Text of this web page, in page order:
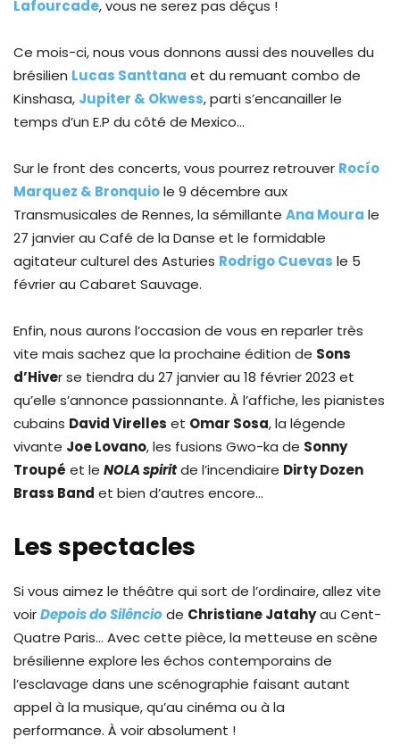
Lafourcade, vous ne serez pas déçus !
Ce mois-ci, nous vous donnons aussi des nouvelles du
brésilien Lucas Santtana et du remuant combo de
Kinshasa, Jupiter & Okwess, parti s’encanailler le
temps d’un E.P du côté de Mexico…
Sur le front des concerts, vous pourrez retrouver Rocío
Marquez & Bronquiole 9 décembre aux
Transmusicales de Rennes, la sémillante Ana Moura le
27 janvier au Café de la Danse et le formidable
agitateur culturel des Asturies Rodrigo Cuevas le 5
février au Cabaret Sauvage.
Enfin, nous aurons l’occasion de vous en reparler très
vite mais sachez que la prochaine édition de Sons
d’Hiver se tiendra du 27 janvier au 18 février 2023 et
qu’elle s’annonce passionnante. À l’affiche, les pianistes
cubains David Virelles et Omar Sosa, la légende
vivante Joe Lovano, les fusions Gwo-ka de Sonny
Troupé et le NOLA spiritde l’incendiaire Dirty Dozen
Brass Band et bien d’autres encore…
Les spectacles
Si vous aimez le théâtre qui sort de l’ordinaire, allez vite
voirDepois do Silênciode Christiane Jatahyau Cent-
Quatre Paris… Avec cette pièce, la metteuse en scène
brésilienne explore les échos contemporains de
l’esclavage dans une scénographie faisant autant
appel à la musique, qu’au cinéma ou à la
performance. À voir absolument !